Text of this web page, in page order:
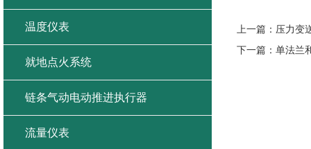
上一篇： 压力变
下一篇： 单法兰
温度仪表
就地点火系统
链条气动电动推进执行器
流量仪表